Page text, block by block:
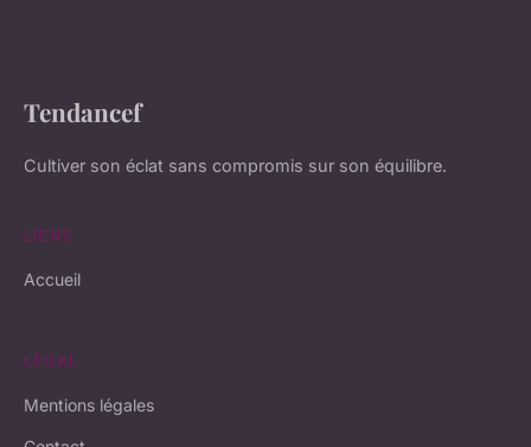
Tendancef
Cultiver son éclat sans compromis sur son équilibre.
LIENS
Accueil
LÉGAL
Mentions légales